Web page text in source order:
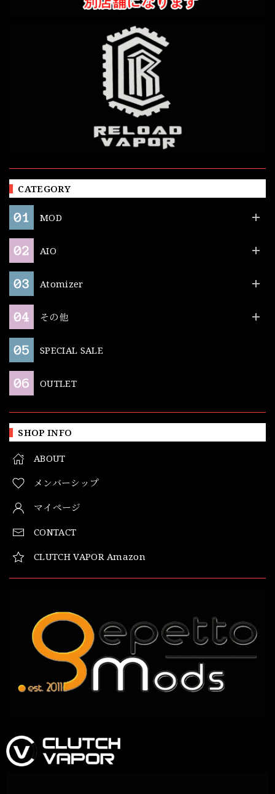
CATEGORY
MOD
AIO
Atomizer
その他
SPECIAL SALE
OUTLET
SHOP INFO
ABOUT
メンバーシップ
マイページ
CONTACT
CLUTCH VAPOR Amazon